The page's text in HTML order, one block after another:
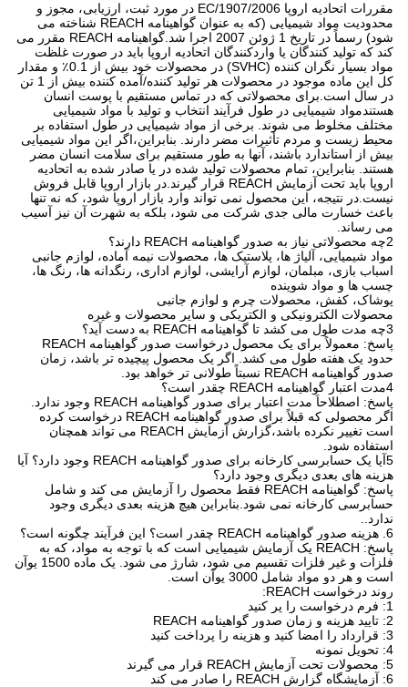
مقررات اتحادیه اروپا 1907/2006/EC در مورد ثبت، ارزیابی، مجوز و
محدودیت مواد شیمیایی (که به عنوان گواهینامه REACH شناخته می
شود) رسماً در تاریخ 1 ژوئن 2007 اجرا شد.گواهینامه REACH مقرر می
کند که تولید کنندگان یا واردکنندگان اتحادیه اروپا باید در صورت غلظت
مواد بسیار نگران کننده (SVHC) در محصولات خود بیش از 0.1٪ و مقدار
کل این ماده موجود در محصولات هر تولید کننده/آمده کننده بیش از 1 تن
در سال است.برای محصولاتی که در تماس مستقیم با پوست انسان
هستندمواد شیمیایی در طول فرآیند انتخاب و تولید با مواد شیمیایی
مختلف مخلوط می شوند. برخی از مواد شیمیایی در طول استفاده بر
محیط زیست و مردم تأثیرات مضر دارند. بنابراین،اگر این مواد شیمیایی
بیش از استاندارد باشند، آنها به طور مستقیم برای سلامت انسان مضر
هستند. بنابراین، تمام محصولات تولید شده در یا صادر شده به اتحادیه
اروپا باید تحت آزمایش REACH قرار گیرند.در بازار اروپا قابل فروش
نیست.در نتیجه، این محصول نمی تواند وارد بازار اروپا شود، که نه تنها
باعث خسارت مالی جدی شرکت می شود، بلکه به شهرت آن نیز آسیب
می رساند.
2چه محصولاتی نیاز به صدور گواهینامه REACH دارند؟
مواد شیمیایی، آلیاژ ها، پلاستیک ها، محصولات نیمه آماده، لوازم جانبی
اسباب بازی، مبلمان، لوازم آرایشی، لوازم اداری، رنگدانه ها، رنگ ها،
چسب ها و مواد شوینده
پوشاک، کفش، محصولات چرم و لوازم جانبی
محصولات الکترونیکی و الکتریکی و سایر محصولات و غیره
3چه مدت طول می کشد تا گواهینامه REACH به دست آید؟
پاسخ: معمولاً برای یک محصول درخواست صدور گواهینامه REACH
حدود یک هفته طول می کشد. اگر یک محصول پیچیده تر باشد، زمان
صدور گواهینامه REACH نسبتاً طولانی تر خواهد بود.
4مدت اعتبار گواهینامه REACH چقدر است؟
پاسخ: اصطلاحاً مدت اعتبار برای صدور گواهینامه REACH وجود ندارد.
اگر محصولی که قبلاً برای صدور گواهینامه REACH درخواست کرده
است تغییر نکرده باشد،گزارش آزمایش REACH می تواند همچنان
استفاده شود.
5آیا یک حسابرسی کارخانه برای صدور گواهینامه REACH وجود دارد؟ آیا
هزینه های بعدی دیگری وجود دارد؟
پاسخ: گواهینامه REACH فقط محصول را آزمایش می کند و شامل
حسابرسی کارخانه نمی شود.بنابراین هیچ هزینه بعدی دیگری وجود
ندارد..
6. هزینه صدور گواهینامه REACH چقدر است؟ این فرآیند چگونه است؟
پاسخ: REACH یک آزمایش شیمیایی است که با توجه به مواد، که به
فلزات و غیر فلزات تقسیم می شود، شارژ می شود. یک ماده 1500 یوآن
است و هر دو مواد شامل 3000 یوآن است.
روند درخواست REACH:
1: فرم درخواست را پر کنید
2: تایید هزینه و زمان صدور گواهینامه REACH
3: قرارداد را امضا کنید و هزینه را پرداخت کنید
4: تحویل نمونه
5: محصولات تحت آزمایش REACH قرار می گیرند
6: آزمایشگاه گزارش REACH را صادر می کند